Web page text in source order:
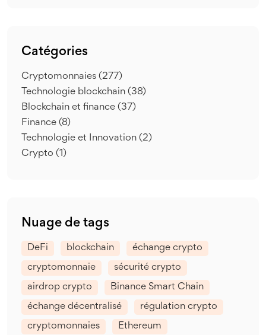
Catégories
Cryptomonnaies (277)
Technologie blockchain (38)
Blockchain et finance (37)
Finance (8)
Technologie et Innovation (2)
Crypto (1)
Nuage de tags
DeFi blockchain échange crypto
cryptomonnaie sécurité crypto
airdrop crypto Binance Smart Chain
échange décentralisé régulation crypto
cryptomonnaies Ethereum